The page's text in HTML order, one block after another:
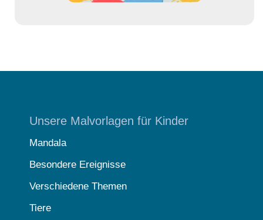
Unsere Malvorlagen für Kinder
Mandala
Besondere Ereignisse
Verschiedene Themen
Tiere